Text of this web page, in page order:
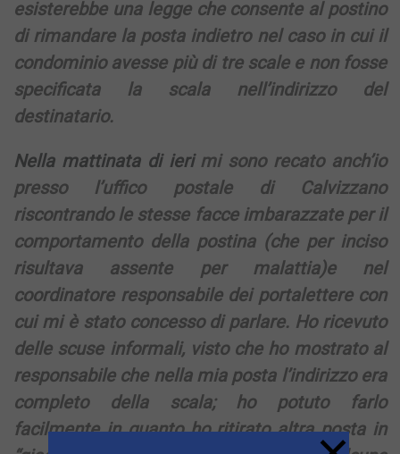
esisterebbe una legge che consente al postino
di rimandare la posta indietro nel caso in cui il
condominio avesse più di tre scale e non fosse
specificata la scala nell’indirizzo del
destinatario.
Nella mattinata di ierimi sono recato anch’io
presso l’uffico postale di Calvizzano
riscontrando le stesse facce imbarazzate per il
comportamento della postina (che per inciso
risultava assente per malattia)e nel
coordinatore responsabile dei portalettere con
cui mi è stato concesso di parlare. Ho ricevuto
delle scuse informali, visto che ho mostrato al
responsabile che nella mia posta l’indirizzo era
completo della scala; ho potuto farlo
facilmente in quanto ho ritirato altra posta in